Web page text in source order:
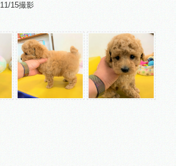
11/15撮影